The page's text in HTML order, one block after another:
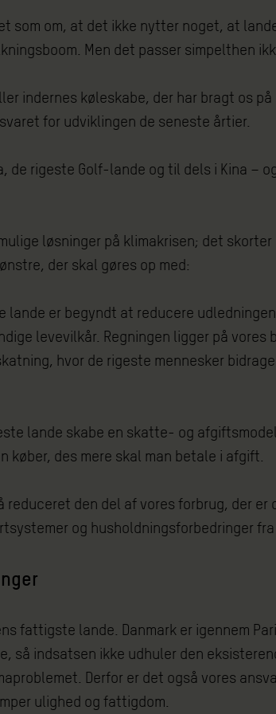
som om, at det ikke nytter noget, at
Men det passer simpelthen
indernes køleskabe, der har bragt os
for udviklingen de seneste årtier.
de rigeste Golf-lande og til dels i Kina
løsninger på klimakrisen; det
der skal gøres op med:
lande er begyndt at reducere
levevilkår. Regningen ligger på
hvor de rigeste mennesker
lande skabe en skatte- og
køber, des mere skal man betale i afgift.
reduceret den del af vores forbrug, der
og husholdningsforbedringer
fattigste lande. Danmark er igennem
så indsatsen ikke udhuler den
Derfor er det også vores
ulighed og fattigdom.